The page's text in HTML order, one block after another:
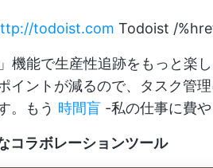
todoist.com Todoist /
機能で生産性追跡をもっと楽
イントが減るので、タスク管
。もう 時間盲 -私の仕事に費
コラボレーションツール